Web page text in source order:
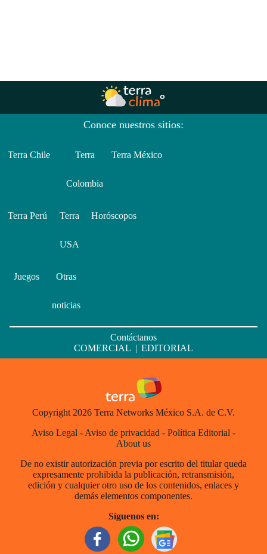
Conoce nuestros sitios:
Terra Chile Terra
Colombia
Terra México
Terra Perú Terra
USA
Horóscopos
Juegos Otras
noticias
Contáctanos
COMERCIAL | EDITORIAL
Copyright 2026 Terra Networks México S.A. de C.V.
Aviso Legal - Aviso de privacidad - Política Editorial -
About us
De no existir autorización previa por escrito del titular queda
expresamente prohibida la publicación, retransmisión,
edición y cualquier otro uso de los contenidos, enlaces y
demás elementos componentes.
Síguenos en: